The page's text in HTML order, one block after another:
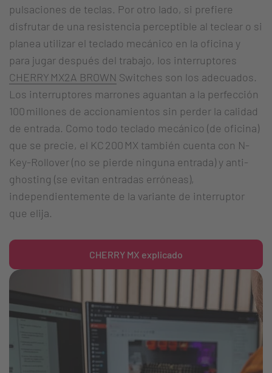
pulsaciones de teclas. Por otro lado, si prefiere
disfrutar de una resistencia perceptible al teclear o si
planea utilizar el teclado mecánico en la oficina y
para jugar después del trabajo, los interruptores
CHERRY MX2A BROWN Switches son los adecuados.
Los interruptores marrones aguantan a la perfección
100 millones de accionamientos sin perder la calidad
de entrada. Como todo teclado mecánico (de oficina)
que se precie, el KC 200 MX también cuenta con N-
Key-Rollover (no se pierde ninguna entrada) y anti-
ghosting (se evitan entradas erróneas),
independientemente de la variante de interruptor
que elija.
CHERRY MX explicado